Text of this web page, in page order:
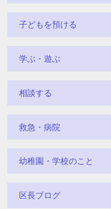
子どもを預ける
学ぶ・遊ぶ
相談する
救急・病院
幼稚園・学校のこと
区長ブログ